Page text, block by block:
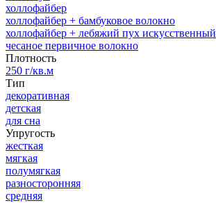
холлофайбер
холлофайбер + бамбуковое волокно
холлофайбер + лебяжий пух искусственный
чесаное первичное волокно
Плотность
250 г/кв.м
Тип
декоративная
детская
для сна
Упругость
жесткая
мягкая
полумягкая
разносторонняя
средняя